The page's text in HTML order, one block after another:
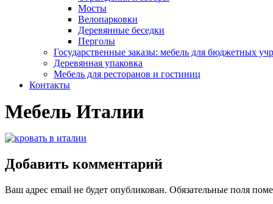
Мосты
Велопарковки
Деревянные беседки
Перголы
Государственные заказы: мебель для бюджетных
Деревянная упаковка
Мебель для ресторанов и гостиниц
Контакты
Мебель Италии
Добавить комментарий
Ваш адрес email не будет опубликован. Обязательные поля